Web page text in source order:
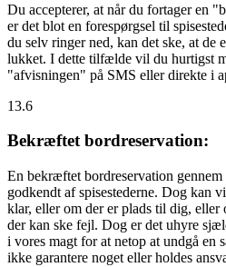
Du accepterer, at når du fortager en
er det blot en forespørgsel til
du selv ringer ned, kan det ske, at de
lukket. I dette tilfælde vil du hurtigst
"afvisningen" på SMS eller direkte i
13.6
Bekræftet bordreservation:
En bekræftet bordreservation
godkendt af spisestederne. Dog kan
klar, eller om der er plads til dig, eller
der kan ske fejl. Dog er det uhyre
i vores magt for at netop at undgå en
ikke garantere noget eller holdes